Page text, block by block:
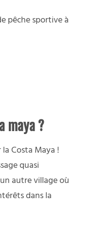
pêche sportive à
maya ?
la Costa Maya !
quasi
autre village où
dans la